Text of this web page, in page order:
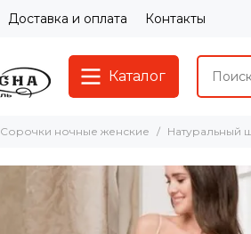
Доставка и оплата Контакты
Каталог
Сорочки ночные женские Натуральный